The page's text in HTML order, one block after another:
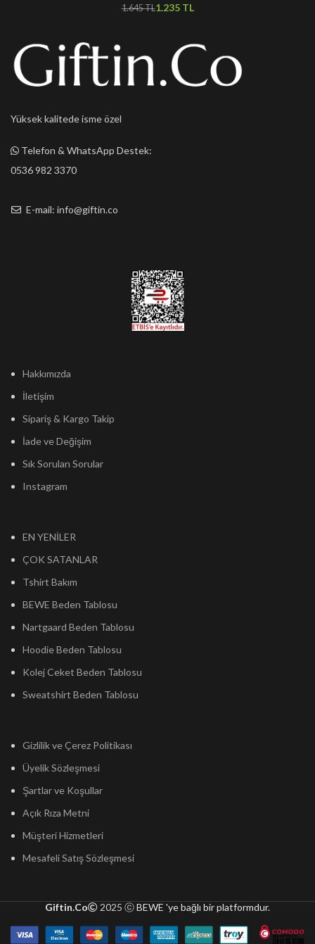
1.645TL1.235 TL
Yüksek kalitede isme özel
Telefon & WhatsApp Destek:
0536 982 3370
E-mail: info@giftin.co
Hakkımızda
İletişim
Sipariş & Kargo Takip
İade ve Değişim
Sık Sorulan Sorular
Instagram
EN YENİLER
ÇOK SATANLAR
Tshirt Bakım
BEWE Beden Tablosu
Nartgaard Beden Tablosu
Hoodie Beden Tablosu
Kolej Ceket Beden Tablosu
Sweatshirt Beden Tablosu
Gizlilik ve Çerez Politikası
Üyelik Sözleşmesi
Şartlar ve Koşullar
Açık Rıza Metni
Müşteri Hizmetleri
Mesafeli Satış Sözleşmesi
Giftin.Co 2025 ⓒBEWE 'ye bağlı bir platformdur.